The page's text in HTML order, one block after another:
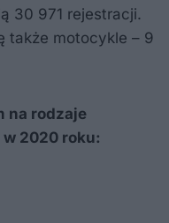
30 971 rejestracji.
także motocykle – 9
na rodzaje
2020 roku: